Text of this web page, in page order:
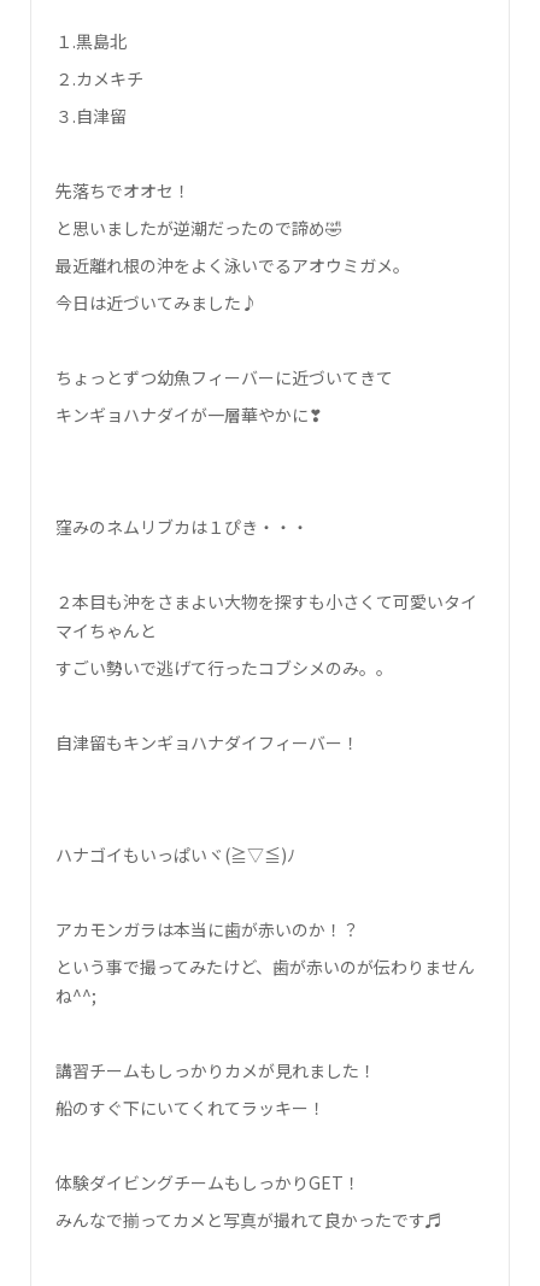
１.黒島北
２.カメキチ
３.自津留
先落ちでオオセ！
と思いましたが逆潮だったので諦め🤣
最近離れ根の沖をよく泳いでるアオウミガメ。
今日は近づいてみました♪
ちょっとずつ幼魚フィーバーに近づいてきて
キンギョハナダイが一層華やかに❣
窪みのネムリブカは１ぴき・・・
２本目も沖をさまよい大物を探すも小さくて可愛いタイ
マイちゃんと
すごい勢いで逃げて行ったコブシメのみ。。
自津留もキンギョハナダイフィーバー！
ハナゴイもいっぱいヾ(≧▽≦)ﾉ
アカモンガラは本当に歯が赤いのか！？
という事で撮ってみたけど、歯が赤いのが伝わりません
ね^^;
講習チームもしっかりカメが見れました！
船のすぐ下にいてくれてラッキー！
体験ダイビングチームもしっかりGET！
みんなで揃ってカメと写真が撮れて良かったです♬